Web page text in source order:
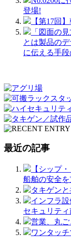
登場!
【第17回
「図面の
とは製品の
に伝える手
最近の記事
【シップ
船舶の安全を
タキゲン
インフラ
セキュリテ
営業、丸ご
ワンタッ